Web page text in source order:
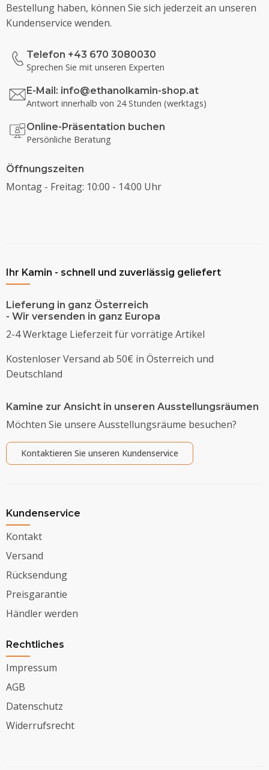
Bestellung haben, können Sie sich jederzeit an unseren
Kundenservice wenden.
Telefon +43 670 3080030
Sprechen Sie mit unseren Experten
E-Mail: info@ethanolkamin-shop.at
Antwort innerhalb von 24 Stunden (werktags)
Online-Präsentation buchen
Persönliche Beratung
Öffnungszeiten
Montag - Freitag: 10:00 - 14:00 Uhr
Ihr Kamin - schnell und zuverlässig geliefert
Lieferung in ganz Österreich
- Wir versenden in ganz Europa
2-4 Werktage Lieferzeit für vorrätige Artikel
Kostenloser Versand ab 50€ in Österreich und
Deutschland
Kamine zur Ansicht in unseren Ausstellungsräumen
Möchten Sie unsere Ausstellungsräume besuchen?
Kontaktieren Sie unseren Kundenservice
Kundenservice
Kontakt
Versand
Rücksendung
Preisgarantie
Händler werden
Rechtliches
Impressum
AGB
Datenschutz
Widerrufsrecht